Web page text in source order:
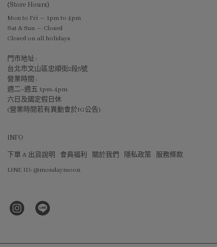
(Store Hours)
Mon to Fri — 1pm to 4pm
Sat & Sun — Closed
Closed on all holidays
門市地址 :
台北市文山區忠順街2段5號
營業時間 :
週二~週五 1pm-4pm
六日及國定假日休
(營業時間若有異動會於IG公告)
INFO
下單 & 出貨說明 會員福利 關於我們 隱私政策
服務條款
LINE ID: @mondaymoon